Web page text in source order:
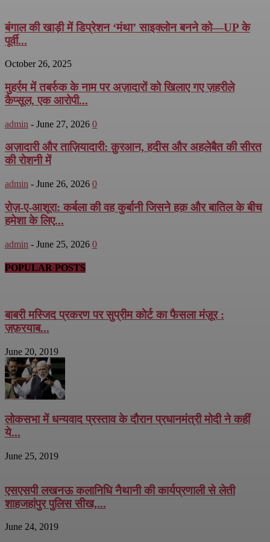
बंगाल की खाड़ी में डिप्रेशन ‘मंथा’ साइक्लोन बनने को—UP के
पूर्वी...
October 26, 2025
मुहर्रम में तबर्रुक के नाम पर अज़ादारों को खिलाए गए ज़हरीले
कैप्सूल, एक आरोपी...
admin - June 27, 2026 0
अज़ादारी और ताज़ियादारी: क़ुरआन, हदीस और अहलेबैत की सीरत
की रोशनी में
admin - June 26, 2026 0
रोज़-ए-आशूरा: कर्बला की वह कुर्बानी जिसने हक़ और बातिल के बीच
हमेशा के लिए...
admin - June 25, 2026 0
POPULAR POSTS
बाबरी मस्जिद प्रकरण पर सुप्रीम कोर्ट का फैसला मंज़ूर :
ज़फ़रयाब...
June 20, 2019
लोकसभा में धन्यवाद प्रस्ताव के दौरान प्रधानमंत्री मोदी ने कहीं
ये...
June 25, 2019
एसएसपी लखनऊ कलानिधि नैथानी की कार्यप्रणाली से लेती
शाहजहांपुर पुलिस सीख,...
June 24, 2019